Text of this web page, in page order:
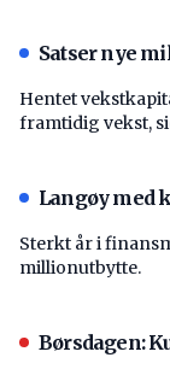
Satser nye
Hentet
framtidig vekst,
Langøy med
Sterkt år i
millionutbytte.
Børsdagen: